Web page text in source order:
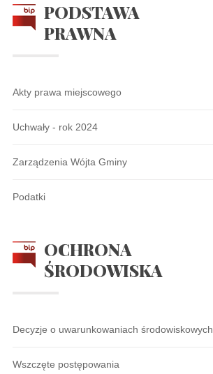
PODSTAWA
PRAWNA
Akty prawa miejscowego
Uchwały - rok 2024
Zarządzenia Wójta Gminy
Podatki
OCHRONA
ŚRODOWISKA
Decyzje o uwarunkowaniach środowiskowych
Wszczęte postępowania